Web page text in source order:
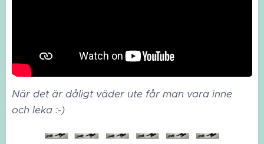
När det är dåligt väder ute får man vara inne
och leka :-)